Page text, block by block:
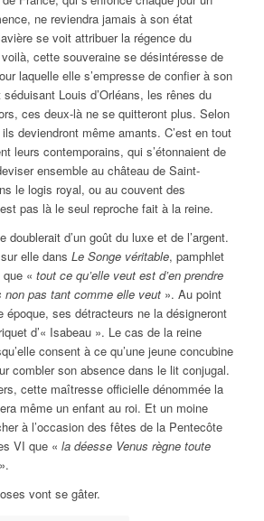
ne reviendra jamais à son état
se voit attribuer la régence du
cette souveraine se désintéresse de
laquelle elle s’empresse de confier à son
Louis d’Orléans, les rênes du
ces deux-là ne se quitteront plus. Selon
deviendront même amants. C’est en tout
leurs contemporains, qui s’étonnaient de
ensemble au château de Saint-
le logis royal, ou au couvent des
pas là le seul reproche fait à la reine.
doublerait d’un goût du luxe et de l’argent.
elle dans Le Songe véritable, pamphlet
que « tout ce qu’elle veut est d’en prendre
non pas tant comme elle veut». Au point
époque, ses détracteurs ne la désigneront
d’« Isabeau ». Le cas de la reine
consent à ce qu’une jeune concubine
combler son absence dans le lit conjugal.
cette maîtresse officielle dénommée la
même un enfant au roi. Et un moine
à l’occasion des fêtes de la Pentecôte
VI que « la déesse Venus règne toute
».
vont se gâter.